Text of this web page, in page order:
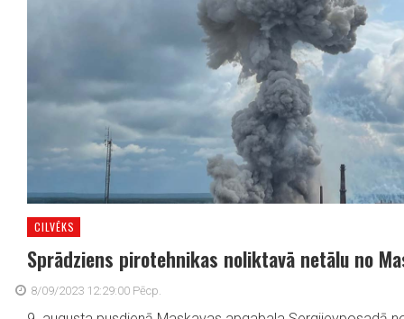
CILVĒKS
Sprādziens pirotehnikas noliktavā netālu no
8/09/2023 12:29:00 Pēcp.